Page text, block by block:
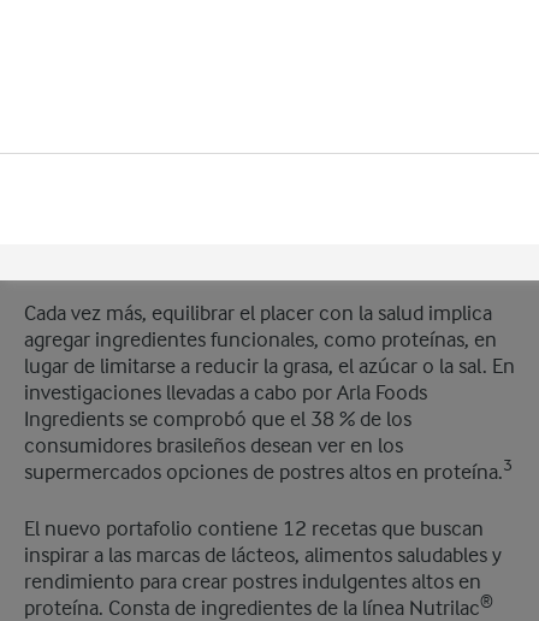
salud con reformulaciones que combinan el placer
Cada vez más, equilibrar el placer con la salud implica
agregar ingredientes funcionales, como proteínas, en
lugar de limitarse a reducir la grasa, el azúcar o la sal. En
investigaciones llevadas a cabo por Arla Foods
Ingredients se comprobó que el 38 % de los
consumidores brasileños desean ver en los
supermercados opciones de postres altos en proteína.3
El nuevo portafolio contiene 12 recetas que buscan
inspirar a las marcas de lácteos, alimentos saludables y
rendimiento para crear postres indulgentes altos en
proteína. Consta de ingredientes de la línea Nutrilac®